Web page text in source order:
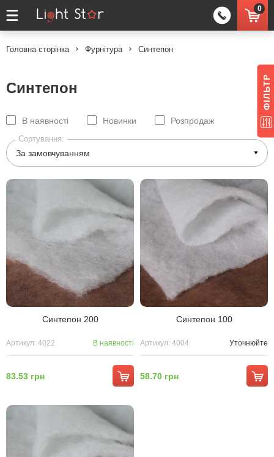
0
Головна сторінка Фурнітура Синтепон
ФІЛЬТР
Синтепон
В наявності Новинки Розпродаж
Сортування:
Синтепон 200
Артикул: 4022 В наявності
83.53 грн
Синтепон 100
Артикул: 4004 Уточнюйте
58.70 грн